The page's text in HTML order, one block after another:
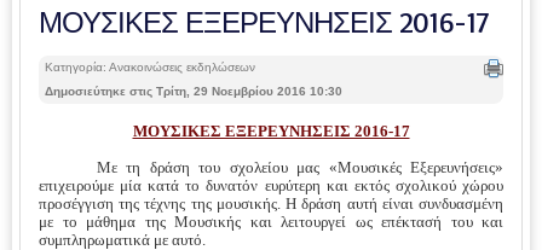
ΜΟΥΣΙΚΕΣ ΕΞΕΡΕΥΝΗΣΕΙΣ 2016-17
Κατηγορία: Ανακοινώσεις εκδηλώσεων
Δημοσιεύτηκε στις Τρίτη, 29 Νοεμβρίου 2016 10:30
ΜΟΥΣΙΚΕΣ ΕΞΕΡΕΥΝΗΣΕΙΣ 2016-17
Με τη δράση του σχολείου μας «Μουσικές Εξερευνήσεις»
επιχειρούμε μία κατά το δυνατόν ευρύτερη και εκτός σχολικού χώρου
προσέγγιση της τέχνης της μουσικής. Η δράση αυτή είναι συνδυασμένη
με το μάθημα της Μουσικής και λειτουργεί ως επέκτασή του και
συμπληρωματικά με αυτό.